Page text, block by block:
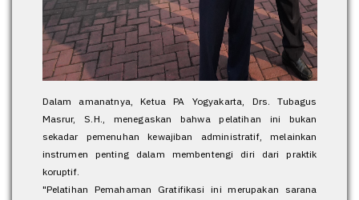
Dalam amanatnya, Ketua PA Yogyakarta, Drs. Tubagus
Masrur, S.H., menegaskan bahwa pelatihan ini bukan
sekadar pemenuhan kewajiban administratif, melainkan
instrumen penting dalam membentengi diri dari praktik
koruptif.
"Pelatihan Pemahaman Gratifikasi ini merupakan sarana